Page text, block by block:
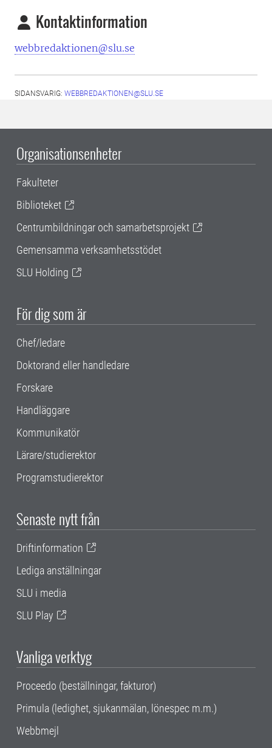
Kontaktinformation
webbredaktionen@slu.se
SIDANSVARIG: WEBBREDAKTIONEN@SLU.SE
Organisationsenheter
Fakulteter
Biblioteket
Centrumbildningar och samarbetsprojekt
Gemensamma verksamhetsstödet
SLU Holding
För dig som är
Chef/ledare
Doktorand eller handledare
Forskare
Handläggare
Kommunikatör
Lärare/studierektor
Programstudierektor
Senaste nytt från
Driftinformation
Lediga anställningar
SLU i media
SLU Play
Vanliga verktyg
Proceedo (beställningar, fakturor)
Primula (ledighet, sjukanmälan, lönespec m.m.)
Webbmejl